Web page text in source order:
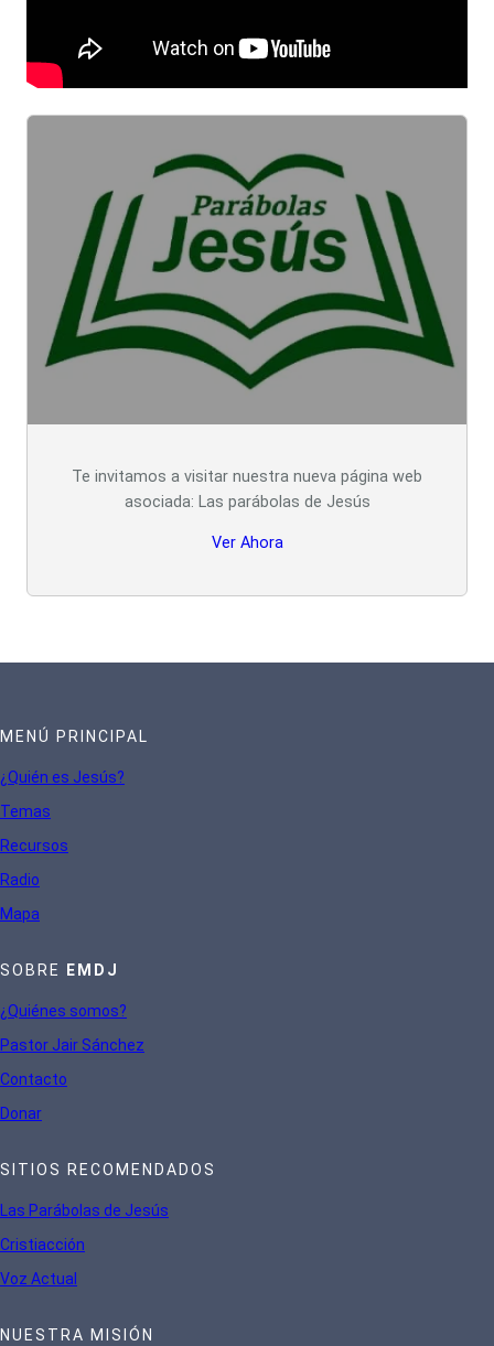
Te invitamos a visitar nuestra nueva página web
asociada: Las parábolas de Jesús
Ver Ahora
MENÚ PRINCIPAL
¿Quién es Jesús?
Temas
Recursos
Radio
Mapa
SOBRE EMDJ
¿Quiénes somos?
Pastor Jair Sánchez
Contacto
Donar
SITIOS RECOMENDADOS
Las Parábolas de Jesús
Cristiacción
Voz Actual
NUESTRA MISIÓN